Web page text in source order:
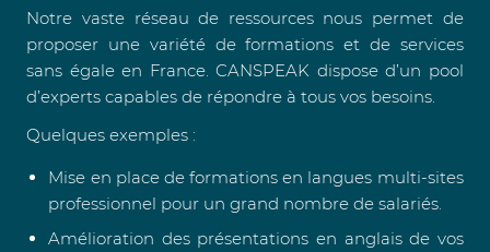
Notre vaste réseau de ressources nous permet de
proposer une variété de formations et de services
sans égale en France. CANSPEAK dispose d’un pool
d’experts capables de répondre à tous vos besoins.
Quelques exemples :
Mise en place de formations en langues multi-sites
professionnel pour un grand nombre de salariés.
Amélioration des présentations en anglais de vos